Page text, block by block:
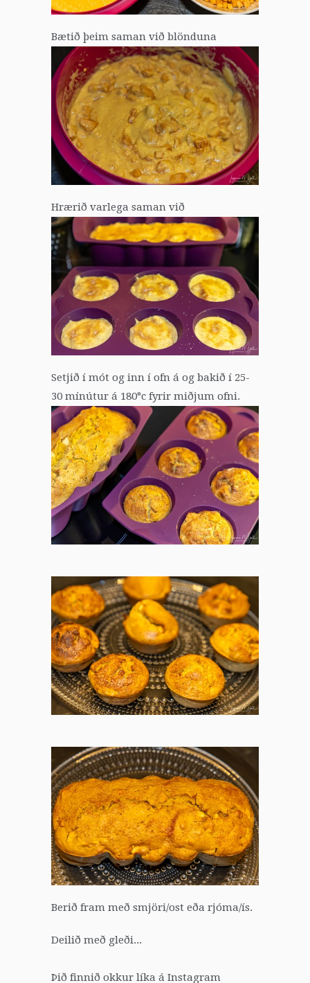
Bætið þeim saman við blönduna
Hrærið varlega saman við
Setjið í mót og inn í ofn á og bakið í 25-
30 mínútur á 180°c fyrir miðjum ofni.
Berið fram með smjöri/ost eða rjóma/ís.
Deilið með gleði...
Þið finnið okkur líka á Instagram